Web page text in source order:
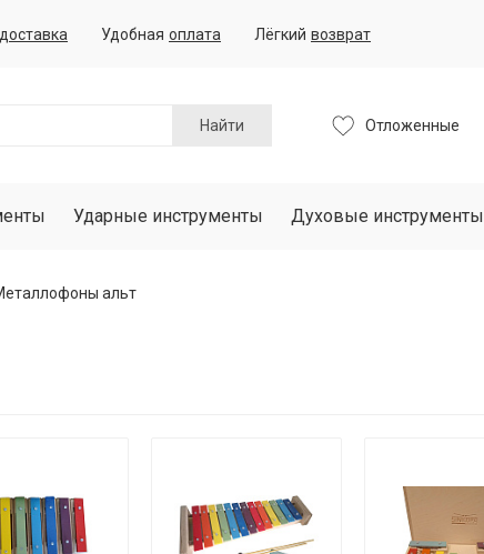
доставка Удобная оплата Лёгкий возврат
Найти Отложенные
Ударные инструменты Духовые инструменты
альт